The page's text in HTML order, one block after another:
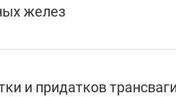
желез
и придатков